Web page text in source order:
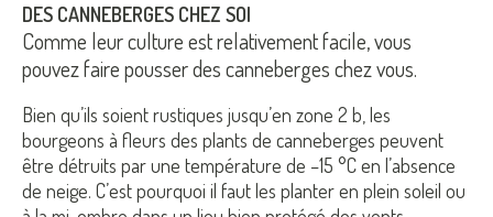
DES CANNEBERGES CHEZ SOI
Comme leur culture est relativement facile, vous
pouvez faire pousser des canneberges chez vous.
Bien qu’ils soient rustiques jusqu’en zone 2 b, les
bourgeons à fleurs des plants de canneberges peuvent
être détruits par une température de –15 °C en l’absence
de neige. C’est pourquoi il faut les planter en plein soleil ou